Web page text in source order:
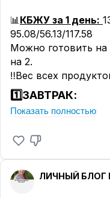
📊 КБЖУ за 1 день:
95.08/56.13/117.58
Можно готовить на
на 2.
‼️Вес всех
1️⃣ЗАВТРАК:
📊КБЖУ 1 порции
18.4/14.37/58.59
Ингредиенты:
Показать полностью